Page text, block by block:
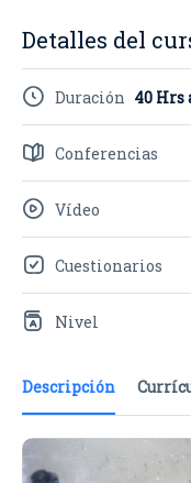
Descripción
Detalles del
Duración 40 Hrs
Conferencias
Vídeo
Cuestionarios
Nivel